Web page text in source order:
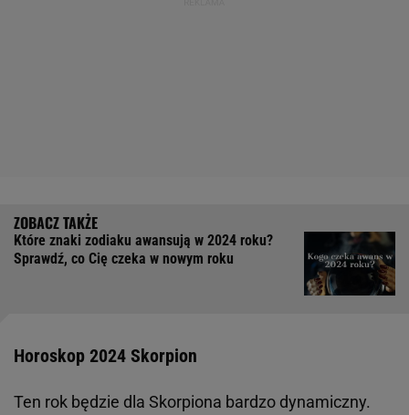
Które znaki zodiaku awansują w 2024 roku?
Sprawdź, co Cię czeka w nowym roku
Horoskop 2024 Skorpion
Ten rok będzie dla Skorpiona bardzo dynamiczny.